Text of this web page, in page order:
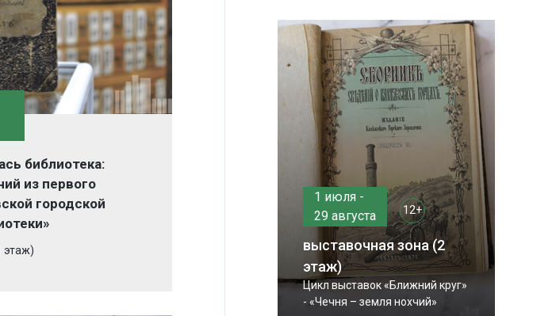
библиотека:
из первого
городской
этаж)
1 июля -
29 августа
12+
выставочная зона (2
этаж)
Цикл выставок «Ближний круг»
- «Чечня – земля нохчий»